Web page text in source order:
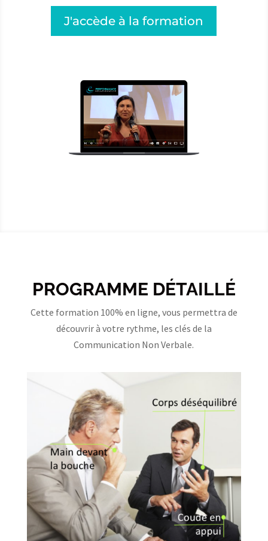
J'accède à la formation
PROGRAMME DÉTAILLÉ
Cette formation 100% en ligne, vous permettra de
découvrir à votre rythme, les clés de la
Communication Non Verbale.